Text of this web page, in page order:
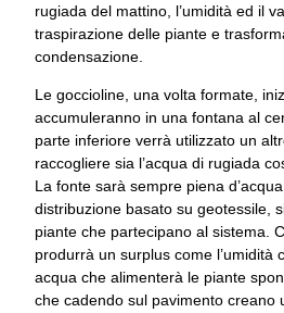
rugiada del mattino, l’umidità ed il
traspirazione delle piante e
condensazione.
Le goccioline, una volta formate,
accumuleranno in una fontana al
parte inferiore verrà utilizzato un
raccogliere sia l’acqua di rugiada
La fonte sarà sempre piena
distribuzione basato su geotessile,
piante che partecipano al sistema.
produrrà un surplus come l’umidità
acqua che alimenterà le piante
che cadendo sul pavimento creano